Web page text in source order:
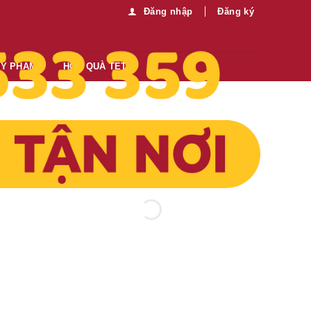
Đăng nhập Đăng ký
PHẨM HỘP QUÀ TẾT
26,000₫
Thông tin thêm:
Mua sỉ vui lòng liên hệ chúng tôi:
0989.330.683 Gửi tin nhắn